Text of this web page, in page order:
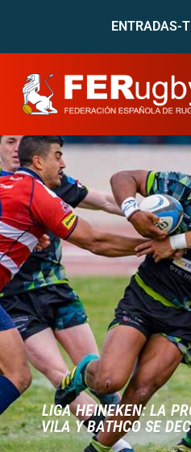
ENTRADAS-
LIGA HEINEKEN: LA
VILA Y BATHCO SE